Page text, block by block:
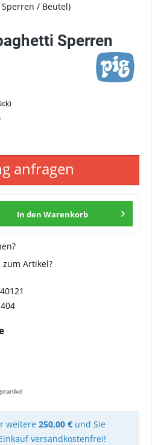
/ Beutel)
Sperren
anfragen
In den Warenkorb
zum Artikel?
weitere 250,00 €und Sie
versandkostenfrei!